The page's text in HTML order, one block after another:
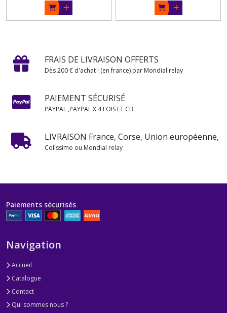
FRAIS DE LIVRAISON OFFERTS
Dès 200 € d'achat ! (en france) par Mondial relay
PAIEMENT SÉCURISÉ
PAYPAL ,PAYPAL X 4 FOIS ET CB
LIVRAISON France, Corse, Union européenne,
Colissimo ou Mondial relay
Paiements sécurisés
Navigation
Accueil
Catalogue
Contact
Qui sommes nous ?